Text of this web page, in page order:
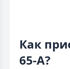
Как
65-А?